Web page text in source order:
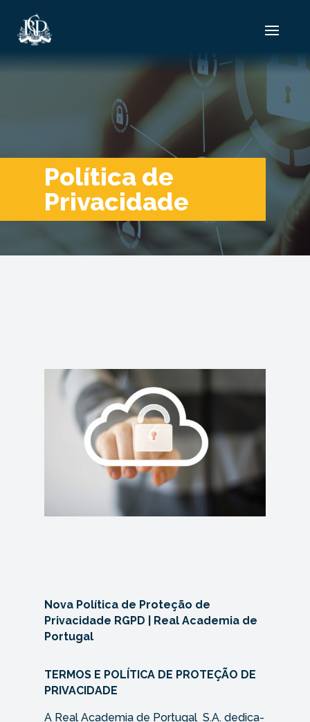
Política de
Privacidade
Nova Política de Proteção de
Privacidade RGPD | Real Academia de
Portugal
TERMOS E POLÍTICA DE PROTEÇÃO DE
PRIVACIDADE
A Real Academia de Portugal S.A. dedica-